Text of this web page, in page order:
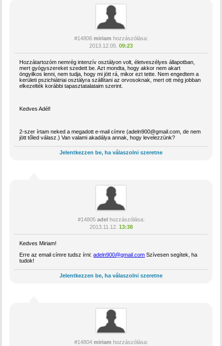
#14806 miriam hozzászólása:
2013.12.05. 09:23
Hozzátartozóm nemrég intenzív osztályon volt, életveszélyes állapotban,
mert gyógyszereket szedett be. Azt mondta, hogy akkor nem akart
öngyilkos lenni, nem tudja, hogy mi jött rá, mikor ezt tette. Nem engedtem a
kerületi pszichiátriai osztályra szállítani az orvosoknak, mert ott még jobban
elkezelték korábbi tapasztatalataim szerint.
Kedves Adél!
2-szer írtam neked a megadott e-mail címre (adeln900@gmail.com, de nem
jött tőled válasz.) Van valami akadálya annak, hogy levelezzünk?
Jelentkezzen be, ha válaszolni szeretne
#14805 adelhozzászólása:
2013.11.12. 13:38
Kedves Miriam!
Erre az email címre tudsz írni:adeln900@gmail.com Szívesen segítek, ha
tudok!
Jelentkezzen be, ha válaszolni szeretne
#14804 miriam hozzászólása: